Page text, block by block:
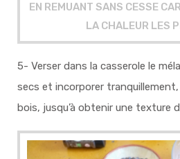
EN REMUANT SANS CESSE
LA CHALEUR LES
5- Verser dans la casserole le
secs et incorporer tranquillement,
bois, jusqu’à obtenir une texture